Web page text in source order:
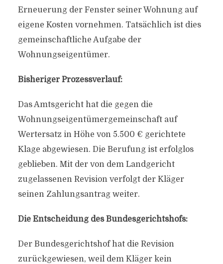
Erneuerung der Fenster seiner Wohnung auf
eigene Kosten vornehmen. Tatsächlich ist dies
gemeinschaftliche Aufgabe der
Wohnungseigentümer.
Bisheriger Prozessverlauf:
Das Amtsgericht hat die gegen die
Wohnungseigentümergemeinschaft auf
Wertersatz in Höhe von 5.500 € gerichtete
Klage abgewiesen. Die Berufung ist erfolglos
geblieben. Mit der von dem Landgericht
zugelassenen Revision verfolgt der Kläger
seinen Zahlungsantrag weiter.
Die Entscheidung des Bundesgerichtshofs:
Der Bundesgerichtshof hat die Revision
zurückgewiesen, weil dem Kläger kein